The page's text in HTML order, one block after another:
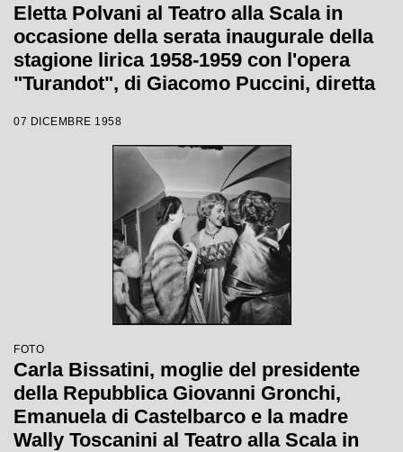
Eletta Polvani al Teatro alla Scala in
occasione della serata inaugurale della
stagione lirica 1958-1959 con l'opera
"Turandot", di Giacomo Puccini, diretta
Margherita Wallmann
07 DICEMBRE 1958
FOTO
Carla Bissatini, moglie del presidente
della Repubblica Giovanni Gronchi,
Emanuela di Castelbarco e la madre
Wally Toscanini al Teatro alla Scala in